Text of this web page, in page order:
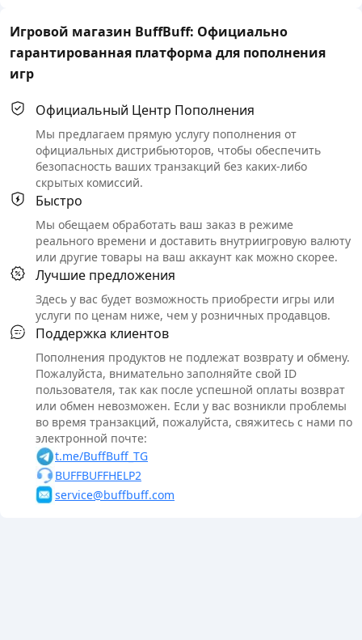
Игровой магазин BuffBuff: Официально
гарантированная платформа для пополнения
игр
Официальный Центр Пополнения
Мы предлагаем прямую услугу пополнения от
официальных дистрибьюторов, чтобы обеспечить
безопасность ваших транзакций без каких-либо
скрытых комиссий.
Быстро
Мы обещаем обработать ваш заказ в режиме
реального времени и доставить внутриигровую валюту
или другие товары на ваш аккаунт как можно скорее.
Лучшие предложения
Здесь у вас будет возможность приобрести игры или
услуги по ценам ниже, чем у розничных продавцов.
Поддержка клиентов
Пополнения продуктов не подлежат возврату и обмену.
Пожалуйста, внимательно заполняйте свой ID
пользователя, так как после успешной оплаты возврат
или обмен невозможен. Если у вас возникли проблемы
во время транзакций, пожалуйста, свяжитесь с нами по
электронной почте:
t.me/BuffBuff_TG
BUFFBUFFHELP2
service@buffbuff.com